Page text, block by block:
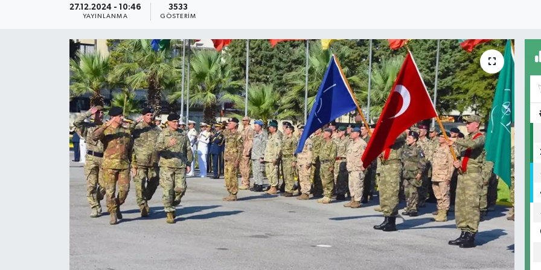
27.12.2024 - 10:46
YAYINLANMA
3533
GÖSTERIM
KEMERBURGAZ
KÜLTÜR - SANAT
MAGAZİN
ÖZEL HABER
SAĞLIK
TEKNOLOJİ